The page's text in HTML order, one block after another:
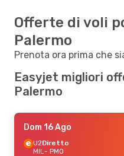
Offerte di voli
Palermo
Prenota ora prima che
Easyjet migliori
Palermo
Dom 16 Ago
U2Diretto
MIL- PMO